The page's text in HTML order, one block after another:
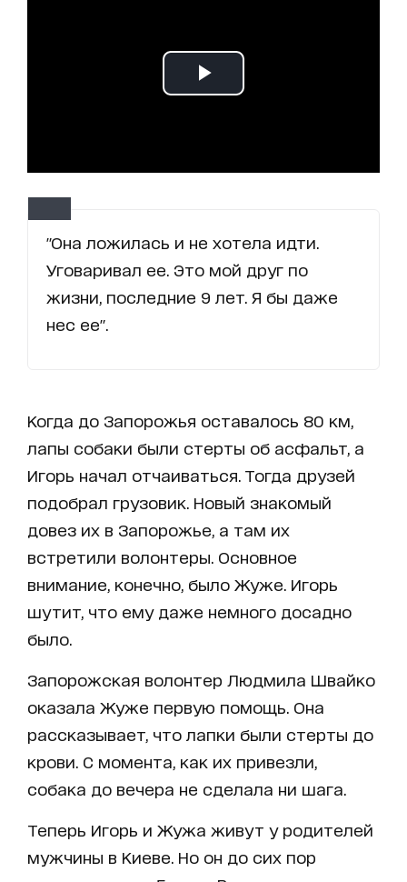
"Она ложилась и не хотела идти.
Уговаривал ее. Это мой друг по
жизни, последние 9 лет. Я бы даже
нес ее".
Когда до Запорожья оставалось 80 км,
лапы собаки были стерты об асфальт, а
Игорь начал отчаиваться. Тогда друзей
подобрал грузовик. Новый знакомый
довез их в Запорожье, а там их
встретили волонтеры. Основное
внимание, конечно, было Жуже. Игорь
шутит, что ему даже немного досадно
было.
Запорожская волонтер Людмила Швайко
оказала Жуже первую помощь. Она
рассказывает, что лапки были стерты до
крови. С момента, как их привезли,
собака до вечера не сделала ни шага.
Теперь Игорь и Жужа живут у родителей
мужчины в Киеве. Но он до сих пор